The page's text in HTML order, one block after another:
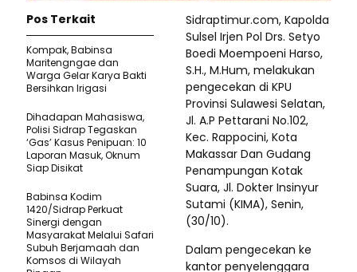
Sidraptimur.com, Kapolda
Sulsel Irjen Pol Drs. Setyo
Boedi Moempoeni Harso,
S.H., M.Hum, melakukan
pengecekan di KPU
Provinsi Sulawesi Selatan,
Jl. A.P Pettarani No.102,
Kec. Rappocini, Kota
Makassar Dan Gudang
Penampungan Kotak
Suara, Jl. Dokter Insinyur
Sutami (KIMA), Senin,
(30/10).
Dalam pengecekan ke
kantor penyelenggara
Pos Terkait
Kompak, Babinsa
Maritengngae dan
Warga Gelar Karya Bakti
Bersihkan Irigasi
Dihadapan Mahasiswa,
Polisi Sidrap Tegaskan
‘Gas’ Kasus Penipuan: 10
Laporan Masuk, Oknum
Siap Disikat
Babinsa Kodim
1420/Sidrap Perkuat
Sinergi dengan
Masyarakat Melalui Safari
Subuh Berjamaah dan
Komsos di Wilayah